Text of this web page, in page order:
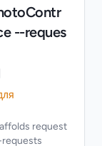
--reques
request
requests